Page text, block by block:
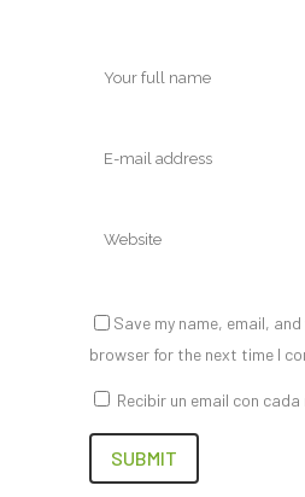
Save my name, email,
browser for the next time I
Recibir un email con